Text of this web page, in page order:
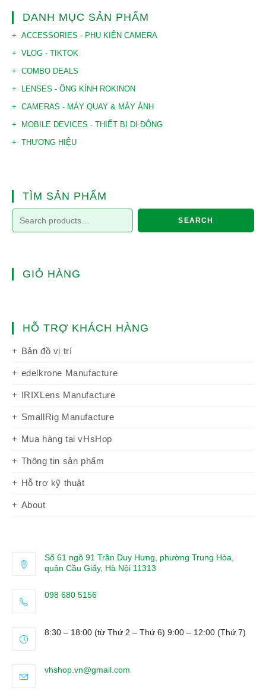
DANH MỤC SẢN PHẨM
ACCESSORIES - PHỤ KIỆN CAMERA
VLOG - TIKTOK
COMBO DEALS
LENSES - ỐNG KÍNH ROKINON
CAMERAS - MÁY QUAY & MÁY ẢNH
MOBILE DEVICES - THIẾT BỊ DI ĐỘNG
THƯƠNG HIỆU
TÌM SẢN PHẨM
SEARCH
GIỎ HÀNG
HỖ TRỢ KHÁCH HÀNG
Bản đồ vị trí
edelkrone Manufacture
IRIXLens Manufacture
SmallRig Manufacture
Mua hàng tại vHsHop
Thông tin sản phẩm
Hỗ trợ kỹ thuật
About
Số 61 ngõ 91 Trần Duy Hưng, phường Trung Hòa,
quận Cầu Giấy, Hà Nội 11313
098 680 5156
your
8:30 – 18:00 (từ Thứ 2 – Thứ 6) 9:00 – 12:00 (Thứ 7)
vhshop.vn@gmail.com